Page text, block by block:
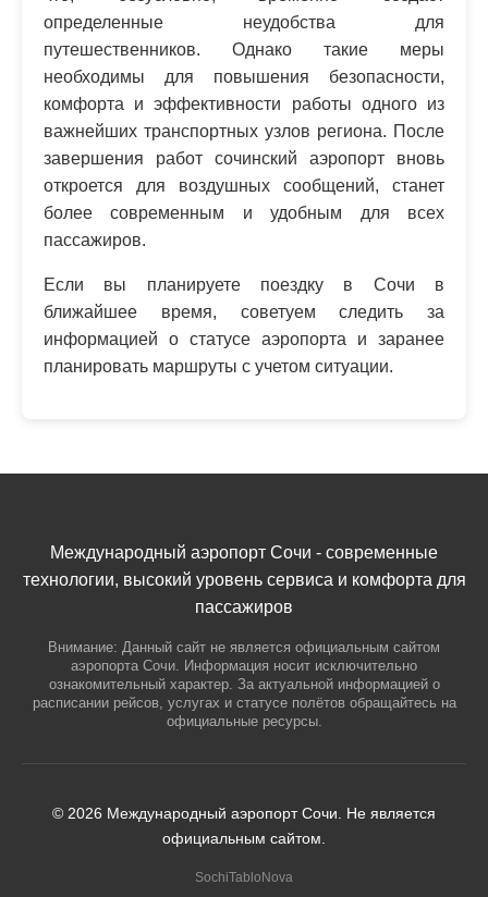
определенные неудобства для
путешественников. Однако такие меры
необходимы для повышения безопасности,
комфорта и эффективности работы одного из
важнейших транспортных узлов региона. После
завершения работ сочинский аэропорт вновь
откроется для воздушных сообщений, станет
более современным и удобным для всех
пассажиров.
Если вы планируете поездку в Сочи в
ближайшее время, советуем следить за
информацией о статусе аэропорта и заранее
планировать маршруты с учетом ситуации.
Международный аэропорт Сочи - современные
технологии, высокий уровень сервиса и комфорта для
пассажиров
Внимание: Данный сайт не является официальным сайтом
аэропорта Сочи. Информация носит исключительно
ознакомительный характер. За актуальной информацией о
расписании рейсов, услугах и статусе полётов обращайтесь на
официальные ресурсы.
© 2026 Международный аэропорт Сочи. Не является
официальным сайтом.
SochiTabloNova